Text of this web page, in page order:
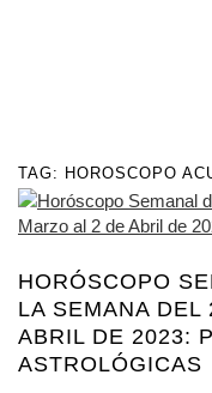
TAG: HOROSCOPO
HORÓSCOPO
LA SEMANA DEL
ABRIL DE 2023:
ASTROLÓGICAS